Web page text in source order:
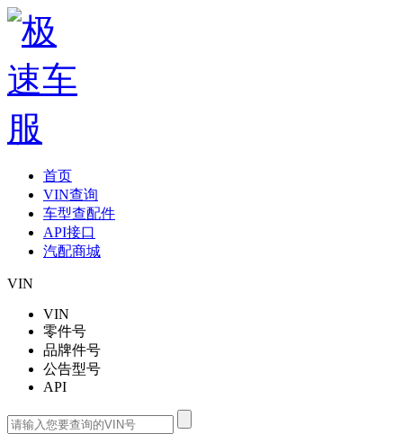
首页
VIN查询
车型查配件
API接口
汽配商城
VIN
VIN
零件号
品牌件号
公告型号
API